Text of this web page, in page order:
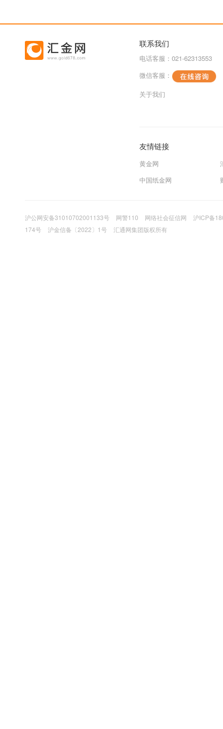
联系我们
电话客服：021-62313553
微信客服：
关于我们
友情链接
黄金网
中国纸金网
沪公网安备31010702001133号 网警110 网络社会征信网
沪ICP备
174号
沪金信备〔2022〕1号 汇通网集团版权所有